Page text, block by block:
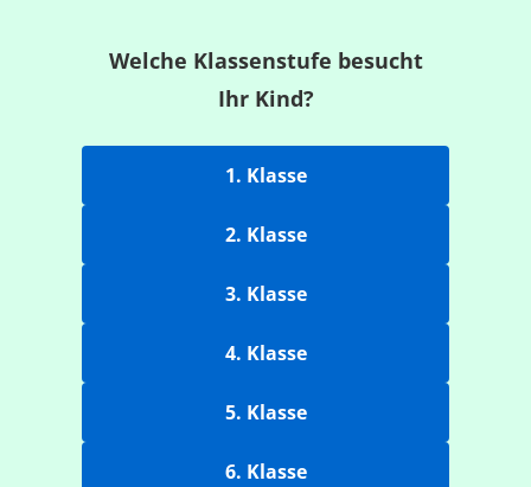
Welche Klassenstufe besucht
Ihr Kind?
1. Klasse
2. Klasse
3. Klasse
4. Klasse
5. Klasse
6. Klasse